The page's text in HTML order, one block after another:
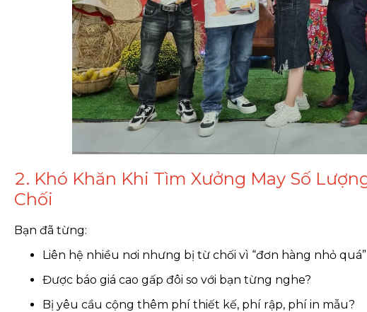
2. Khó Khăn Khi Tìm Xưởng May Số
Chối
Bạn đã từng:
Liên hệ nhiều nơi nhưng bị từ chối vì “đơn hàng nhỏ
Được báo giá cao gấp đôi so với bạn từng nghe?
Bị yêu cầu cộng thêm phí thiết kế, phí rập, phí in mẫu?